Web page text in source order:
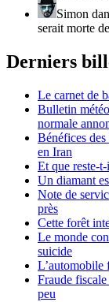
Simon
serait morte
Derniers
Le carnet de
Bulletin
normale
Bénéfices
en Iran
Et que reste-
Un diamant
Note de
près
Cette forêt
Le monde
suicide
L’automobile
Fraude
peu